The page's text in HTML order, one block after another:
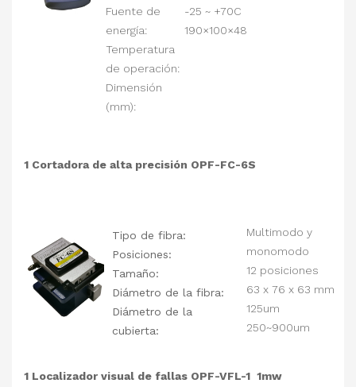
Fuente de
energía:
Temperatura
de operación:
Dimensión
(mm):
-25 ~ +70C
190×100×48
1 Cortadora de alta precisión OPF-FC-6S
Tipo de fibra:
Posiciones:
Tamaño:
Diámetro de la fibra:
Diámetro de la
cubierta:
Multimodo y
monomodo
12 posiciones
63 x 76 x 63 mm
125um
250~900um
1 Localizador visual de fallas OPF-VFL-1 1mw